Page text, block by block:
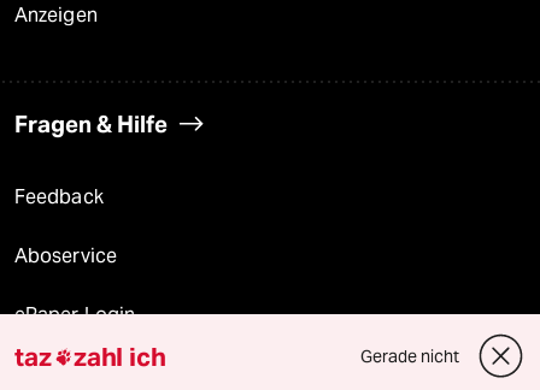
Anzeigen
Fragen & Hilfe
Feedback
Aboservice
ePaper Login
Downloads für Abonnierende
taz zahl ich Gerade nicht